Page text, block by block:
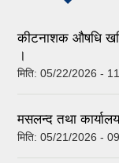
कीटनाशक औषधि
।
मिति: 05/22/2026 -
मसलन्द तथा
मिति: 05/21/2026 -